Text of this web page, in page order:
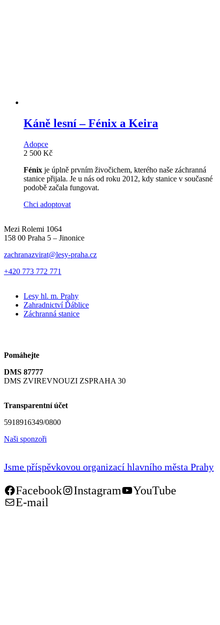
Káně lesní – Fénix a Keira
Adopce
2 500 Kč
Fénix je úplně prvním živočichem, kterého naše záchranná
stanice přijala. Je u nás od roku 2012, kdy stanice v současné
podobě začala fungovat.
Chci adoptovat
Mezi Rolemi 1064
158 00 Praha 5 – Jinonice
zachranazvirat@lesy-praha.cz
+420 773 772 771
Lesy hl. m. Prahy
Zahradnictví Ďáblice
Záchranná stanice
Pomáhejte
DMS 87777
DMS ZVIREVNOUZI ZSPRAHA 30
Transparentní účet
5918916349/0800
Naši sponzoři
Jsme příspěvkovou organizací hlavního města Prahy
Facebook Instagram
YouTube
E-mail